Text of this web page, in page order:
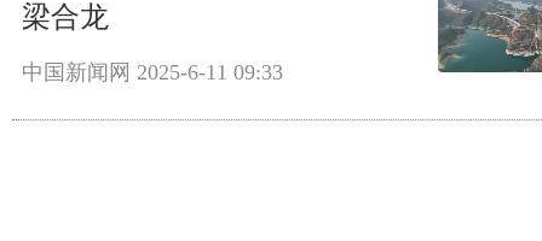
梁合龙
中国新闻网 2025-6-11 09:33